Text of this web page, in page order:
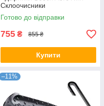
Склоочисники
Готово до відправки
755 ₴ 855 ₴
Купити
–11%